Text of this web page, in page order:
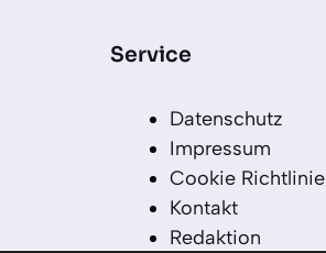
Service
Datenschutz
Impressum
Cookie Richtlinie
Kontakt
Redaktion